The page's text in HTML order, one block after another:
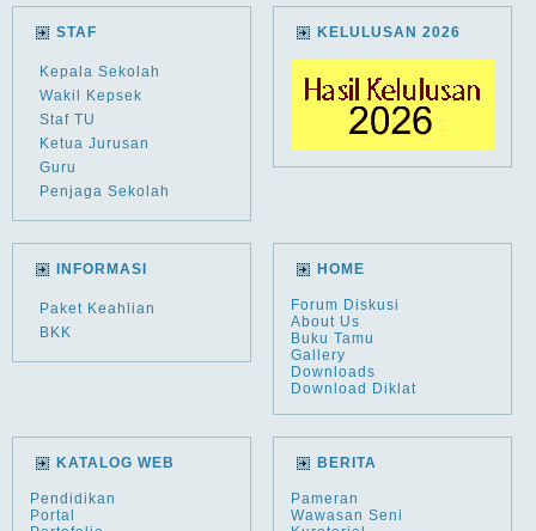
STAF
Kepala Sekolah
Wakil Kepsek
Staf TU
Ketua Jurusan
Guru
Penjaga Sekolah
KELULUSAN 2026
INFORMASI
Paket Keahlian
BKK
HOME
Forum Diskusi
About Us
Buku Tamu
Gallery
Downloads
Download Diklat
KATALOG WEB
Pendidikan
Portal
BERITA
Pameran
Wawasan Seni